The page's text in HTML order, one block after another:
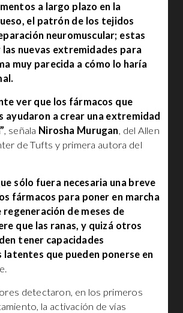
a largo plazo en la
el patrón de los tejidos
neuromuscular; estas
nuevas extremidades para
muy parecida a cómo lo haría
ver que los fármacos que
ayudaron a crear una extremidad
, señala Nirosha Murugan, del Allen
de Tufts y primera autora del
sólo fuera necesaria una breve
fármacos para poner en marcha
regeneración de meses de
que las ranas, y quizá otros
tener capacidades
que pueden ponerse en
detectaron, en los primeros
la activación de vías